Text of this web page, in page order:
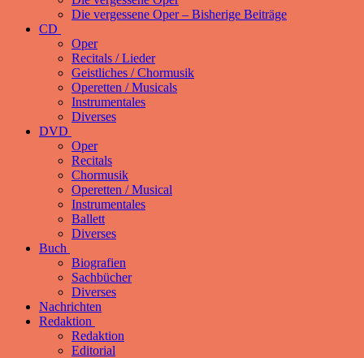
Die vergessene Oper – Bisherige Beiträge
CD
Oper
Recitals / Lieder
Geistliches / Chormusik
Operetten / Musicals
Instrumentales
Diverses
DVD
Oper
Recitals
Chormusik
Operetten / Musical
Instrumentales
Ballett
Diverses
Buch
Biografien
Sachbücher
Diverses
Nachrichten
Redaktion
Redaktion
Editorial